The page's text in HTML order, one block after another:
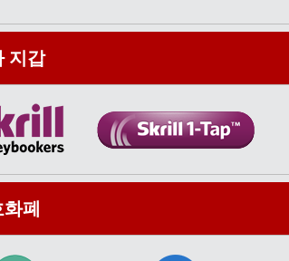
지갑
폐